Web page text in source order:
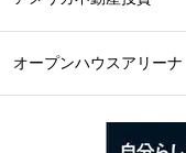
オープンハウスアリーナ